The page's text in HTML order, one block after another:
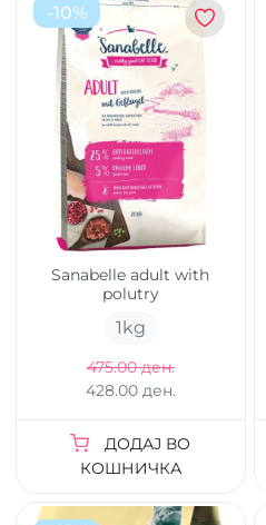
-10%
Sanabelle adult with
polutry
1kg
475.00 ден.
428.00 ден.
ДОДАЈ ВО
КОШНИЧКА